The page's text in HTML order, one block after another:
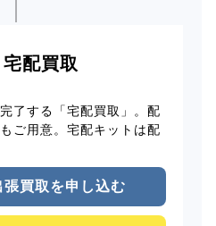
宅配買取
了する「宅配買取」。配
ご用意。宅配キットは配
張買取を申し込む